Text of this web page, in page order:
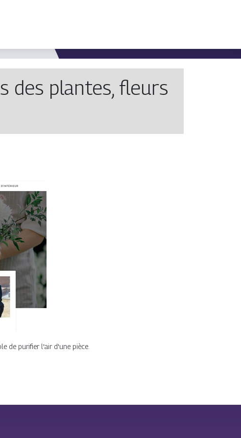
des plantes, fleurs
de purifier l'air d'une pièce.